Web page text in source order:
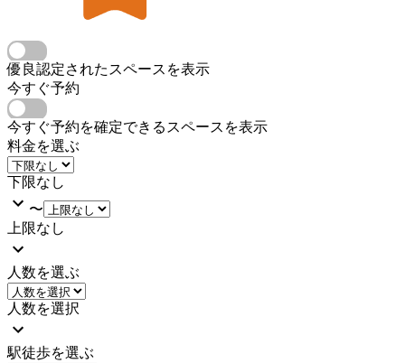
優良認定されたスペースを表示
今すぐ予約
今すぐ予約を確定できるスペースを表示
料金を選ぶ
下限なし
〜
上限なし
人数を選ぶ
人数を選択
駅徒歩を選ぶ